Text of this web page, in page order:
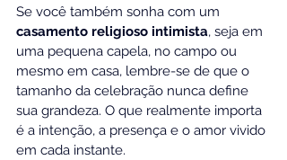
Se você também sonha com um
casamento religioso intimista, seja em
uma pequena capela, no campo ou
mesmo em casa, lembre-se de que o
tamanho da celebração nunca define
sua grandeza. O que realmente importa
é a intenção, a presença e o amor vivido
em cada instante.